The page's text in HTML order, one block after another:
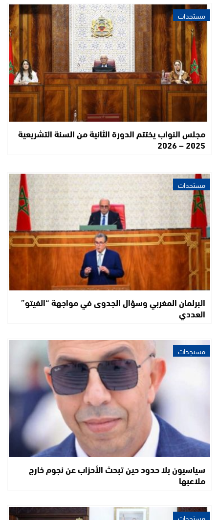
مستجدات
مجلس النواب يختتم الدورة الثانية من السنة التشريعية
2025 – 2026
مستجدات
البرلمان المغربي وسؤال الجدوى في مواجهة “الفيتو”
العددي
مستجدات
سياسيون بلا حدود حين تبحث الأحزاب عن نجوم خارج
ملاعبها